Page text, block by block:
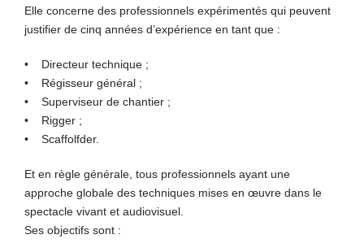
Elle concerne des professionnels expérimentés qui peuvent
justifier de cinq années d’expérience en tant que :
• Directeur technique ;
• Régisseur général ;
• Superviseur de chantier ;
• Rigger ;
• Scaffolfder.
Et en règle générale, tous professionnels ayant une
approche globale des techniques mises en œuvre dans le
spectacle vivant et audiovisuel.
Ses objectifs sont :